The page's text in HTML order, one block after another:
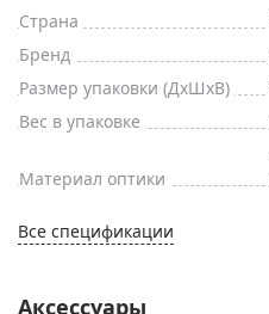
Страна
Бренд
Размер упаковки (ДxШxВ)
Вес в упаковке
Материал оптики
Все спецификации
Аксессуары